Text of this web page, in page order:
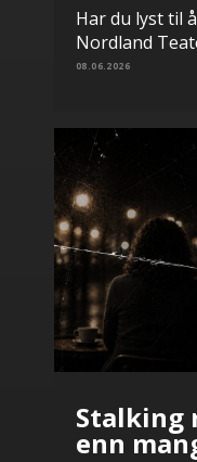
Har du lyst til
Nordland
08.06.2026
Stalking
enn